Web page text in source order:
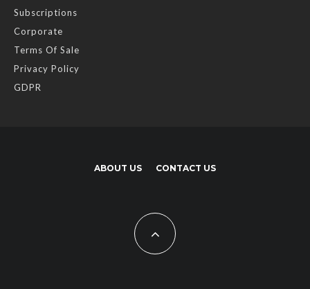
Subscriptions
Corporate
Terms Of Sale
Privacy Policy
GDPR
ABOUT US CONTACT US